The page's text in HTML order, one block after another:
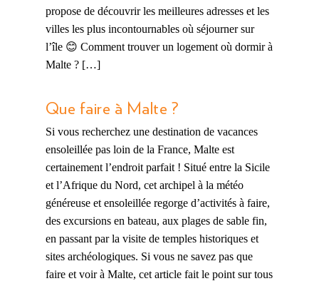
propose de découvrir les meilleures adresses et les
villes les plus incontournables où séjourner sur
l’île 😊 Comment trouver un logement où dormir à
Malte ? […]
Que faire à Malte ?
Si vous recherchez une destination de vacances
ensoleillée pas loin de la France, Malte est
certainement l’endroit parfait ! Situé entre la Sicile
et l’Afrique du Nord, cet archipel à la météo
généreuse et ensoleillée regorge d’activités à faire,
des excursions en bateau, aux plages de sable fin,
en passant par la visite de temples historiques et
sites archéologiques. Si vous ne savez pas que
faire et voir à Malte, cet article fait le point sur tous